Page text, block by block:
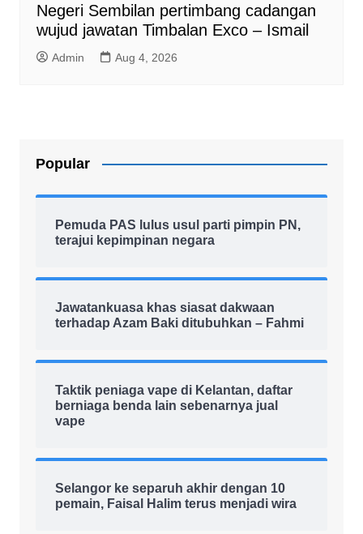
Negeri Sembilan pertimbang cadangan
wujud jawatan Timbalan Exco – Ismail
Admin Aug 4, 2026
Popular
Pemuda PAS lulus usul parti pimpin PN,
terajui kepimpinan negara
Jawatankuasa khas siasat dakwaan
terhadap Azam Baki ditubuhkan – Fahmi
Taktik peniaga vape di Kelantan, daftar
berniaga benda lain sebenarnya jual
vape
Selangor ke separuh akhir dengan 10
pemain, Faisal Halim terus menjadi wira